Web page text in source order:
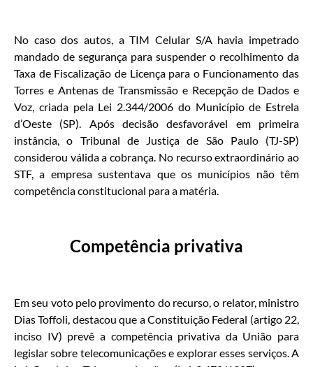
No caso dos autos, a TIM Celular S/A havia impetrado
mandado de segurança para suspender o recolhimento da
Taxa de Fiscalização de Licença para o Funcionamento das
Torres e Antenas de Transmissão e Recepção de Dados e
Voz, criada pela Lei 2.344/2006 do Município de Estrela
d’Oeste (SP). Após decisão desfavorável em primeira
instância, o Tribunal de Justiça de São Paulo (TJ-SP)
considerou válida a cobrança. No recurso extraordinário ao
STF, a empresa sustentava que os municípios não têm
competência constitucional para a matéria.
Competência privativa
Em seu voto pelo provimento do recurso, o relator, ministro
Dias Toffoli, destacou que a Constituição Federal (artigo 22,
inciso IV) prevê a competência privativa da União para
legislar sobre telecomunicações e explorar esses serviços. A